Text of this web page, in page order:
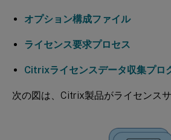
オプション構成ファイル
ライセンス要求プロセス
Citrixライセンスデータ収集プロ
次の図は、Citrix製品がライセンス